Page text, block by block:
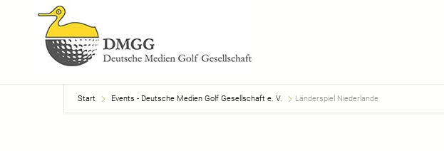
Start Events - Deutsche Medien Golf Gesellschaft e. V. Länderspiel Niederlande